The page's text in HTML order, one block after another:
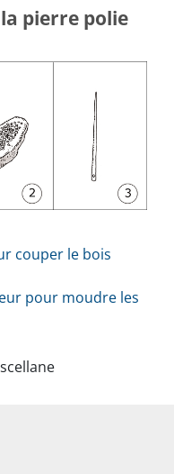
pierre polie
couper le bois
pour moudre les